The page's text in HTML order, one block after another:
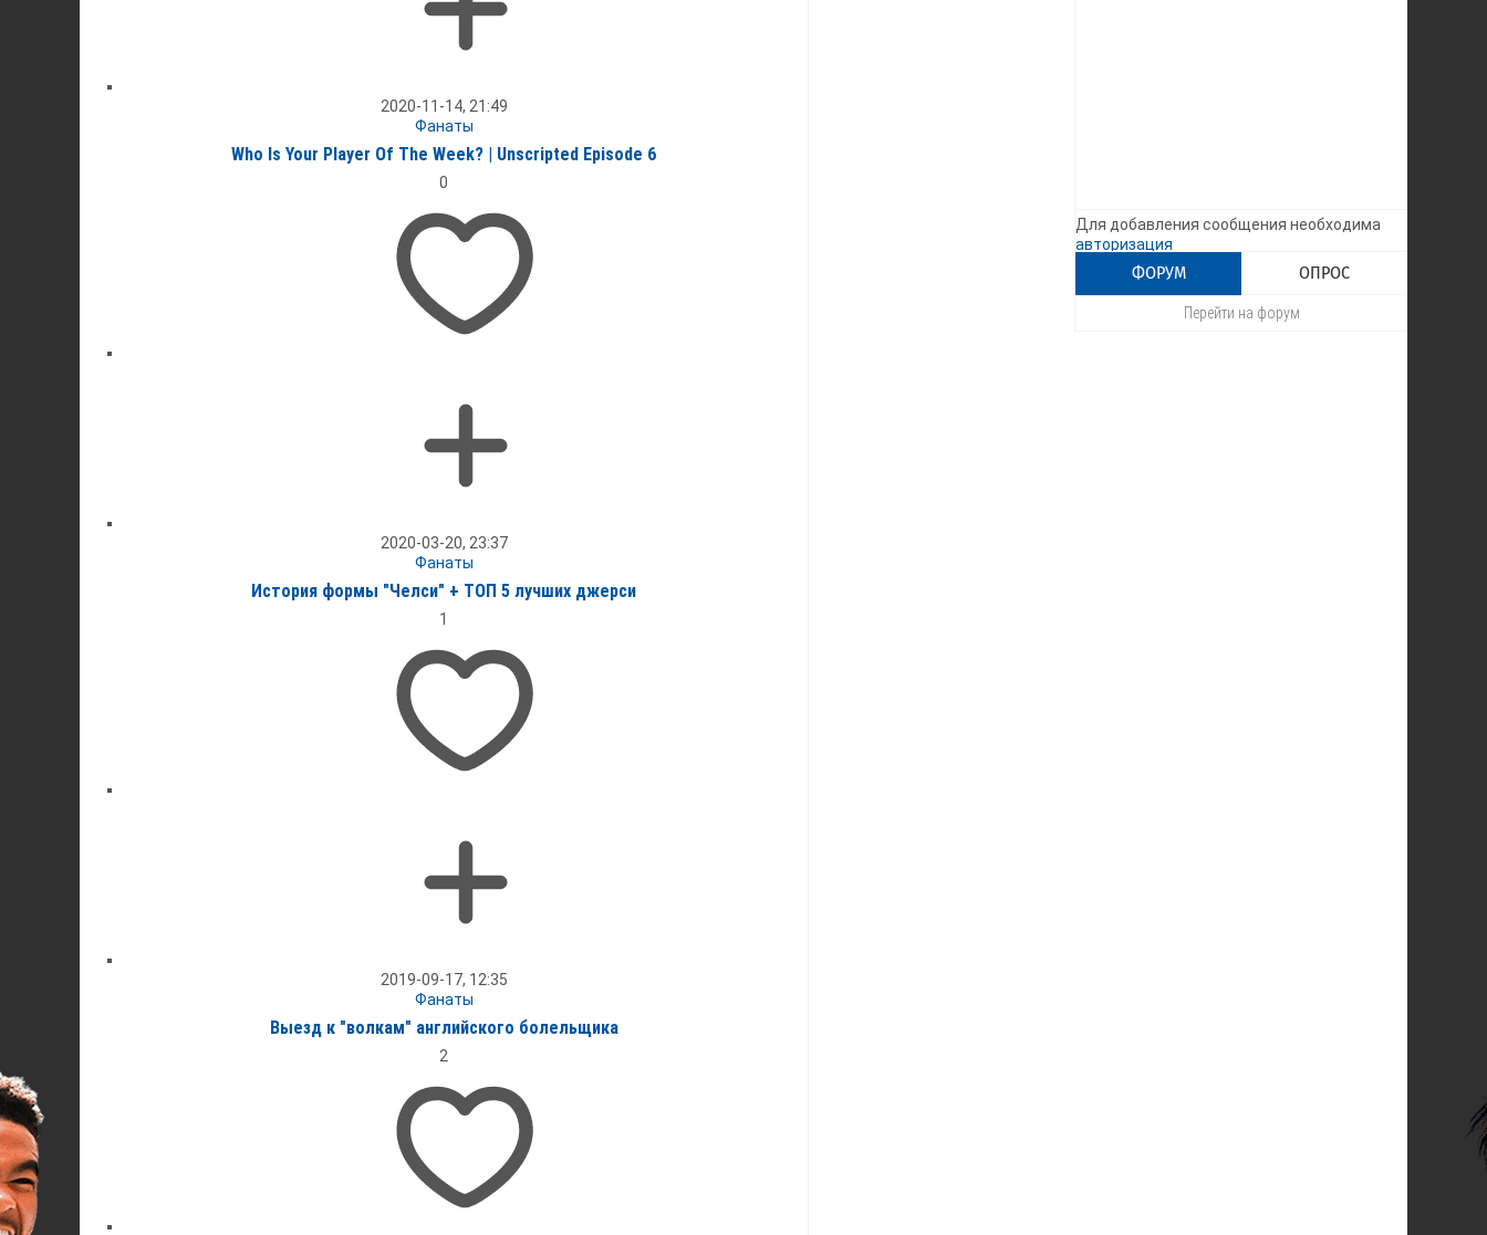
2020-11-14, 21:49
Фанаты
Who Is Your Player Of The Week? | Unscripted Episode 6
0
2020-03-20, 23:37
Фанаты
История формы "Челси" + ТОП 5 лучших джерси
1
2019-09-17, 12:35
Фанаты
Выезд к "волкам" английского болельщика
2
Для добавления сообщения необходима
авторизация
ФОРУМ ОПРОС
Перейти на форум